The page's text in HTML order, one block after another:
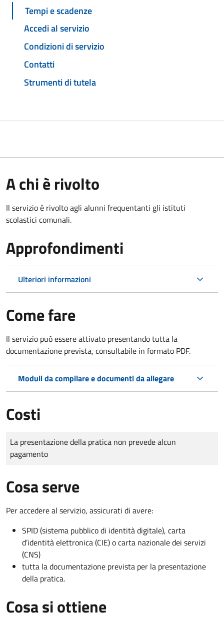
Tempi e scadenze
Accedi al servizio
Condizioni di servizio
Contatti
Strumenti di tutela
A chi è rivolto
Il servizio è rivolto agli alunni frequentanti gli istituti
scolastici comunali.
Approfondimenti
Ulteriori informazioni
Come fare
Il servizio può essere attivato presentando tutta la
documentazione prevista, consultabile in formato PDF.
Moduli da compilare e documenti da allegare
Costi
Tipo di pagamento
Importo
La presentazione della pratica non prevede alcun
pagamento
Cosa serve
Per accedere al servizio, assicurati di avere:
SPID (sistema pubblico di identità digitale), carta
d’identità elettronica (CIE) o carta nazionale dei servizi
(CNS)
tutta la documentazione prevista per la presentazione
della pratica.
Cosa si ottiene